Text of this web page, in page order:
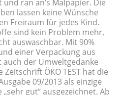
ran an’s Malpapier. Die
lassen keine Wünsche
Freiraum für jedes Kind.
sind kein Problem mehr,
auswaschbar. Mit 90%
einer Verpackung aus
der Umweltgedanke
ÖKO TEST hat die
09/2013 als einzige
gut“ ausgezeichnet. Ab